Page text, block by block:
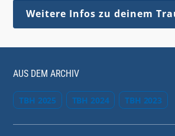
Weitere Infos zu deinem
AUS DEM ARCHIV
TBH 2025 TBH 2024 TBH 2023